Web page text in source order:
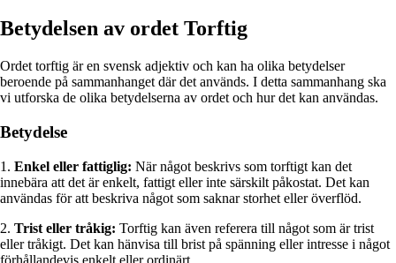
Betydelsen av ordet Torftig
Ordet torftig är en svensk adjektiv och kan ha olika betydelser
beroende på sammanhanget där det används. I detta sammanhang ska
vi utforska de olika betydelserna av ordet och hur det kan användas.
Betydelse
1. Enkel eller fattiglig: När något beskrivs som torftigt kan det
innebära att det är enkelt, fattigt eller inte särskilt påkostat. Det kan
användas för att beskriva något som saknar storhet eller överflöd.
2. Trist eller tråkig: Torftig kan även referera till något som är trist
eller tråkigt. Det kan hänvisa till brist på spänning eller intresse i något
förhållandevis enkelt eller ordinärt.